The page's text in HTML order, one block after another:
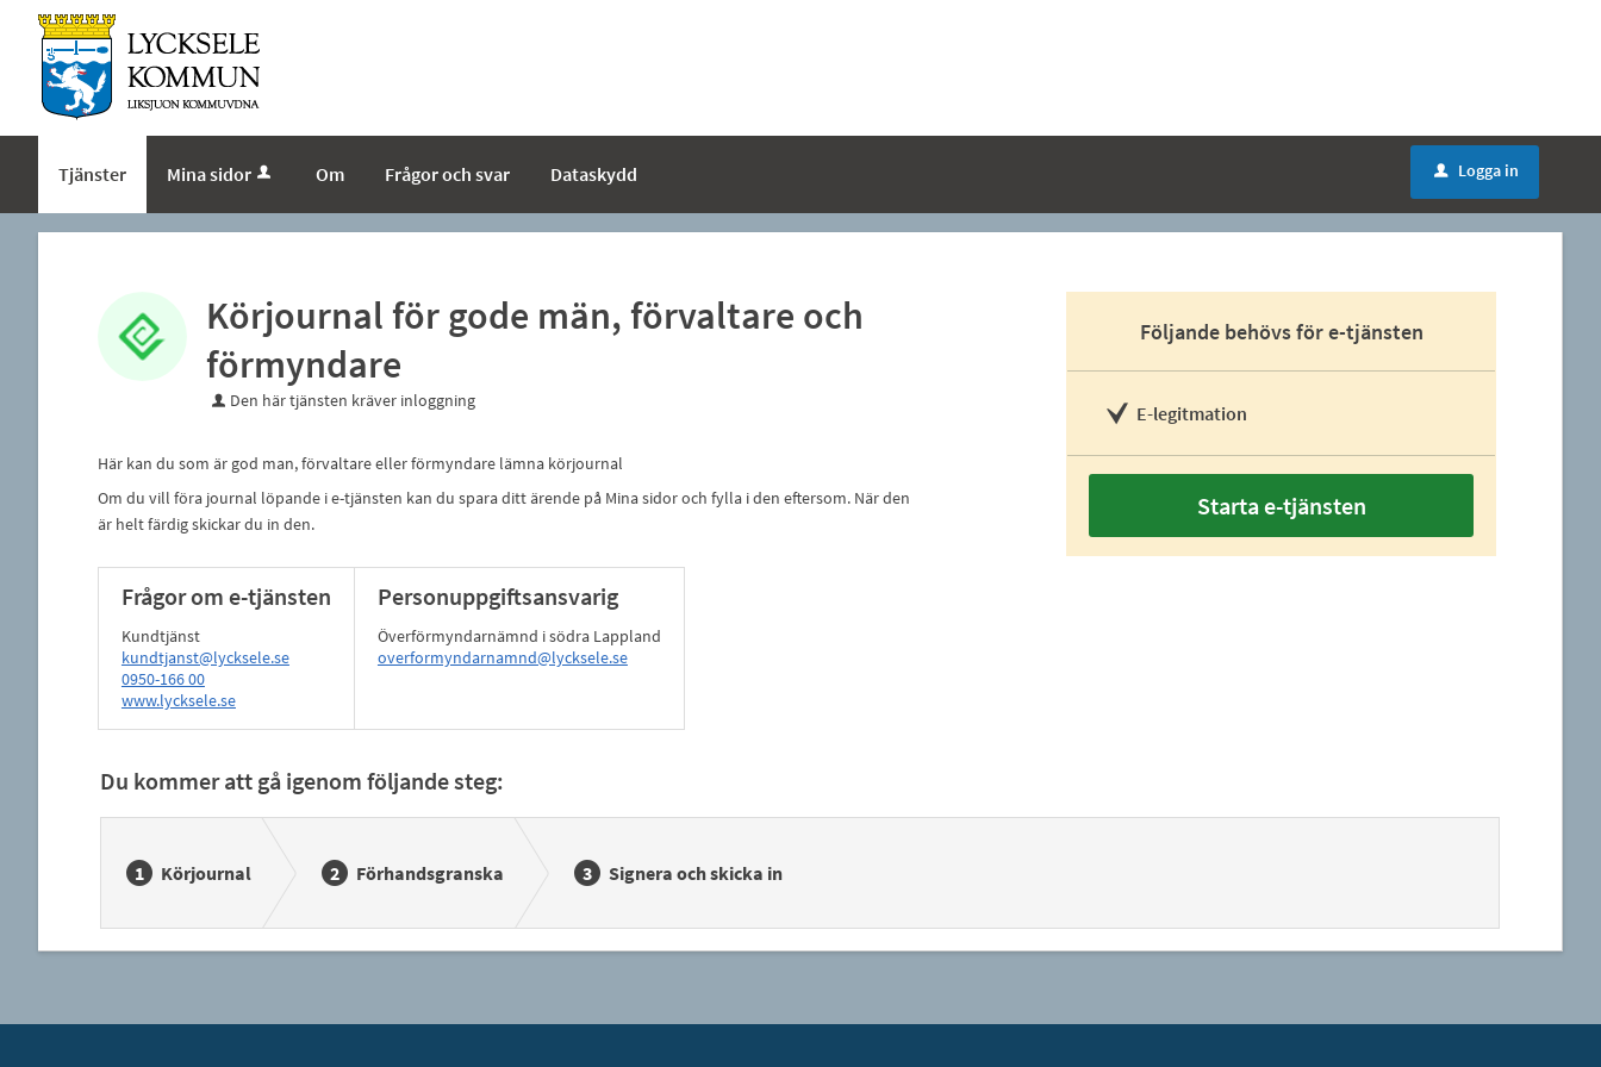
Tjänster Mina sidor Om Frågor och svar Dataskydd u Logga in
Körjournal för gode män, förvaltare och
förmyndare
Den här tjänsten kräver inloggning
Här kan du som är god man, förvaltare eller förmyndare lämna körjournal
Om du vill föra journal löpande i e-tjänsten kan du spara ditt ärende på Mina sidor och fylla i den eftersom. När den
är helt färdig skickar du in den.
Frågor om e-tjänsten
Kundtjänst
kundtjanst@lycksele.se
0950-166 00
www.lycksele.se
Personuppgiftsansvarig
Överförmyndarnämnd i södra Lappland
overformyndarnamnd@lycksele.se
Följande behövs för e-tjänsten
E-legitmation
Starta e-tjänsten
Du kommer att gå igenom följande steg:
Körjournal Förhandsgranska Signera och skicka in